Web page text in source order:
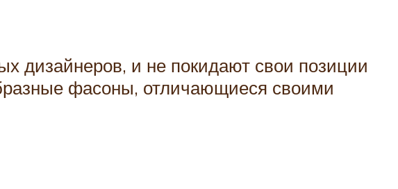
дизайнеров, и не покидают свои позиции
фасоны, отличающиеся своими